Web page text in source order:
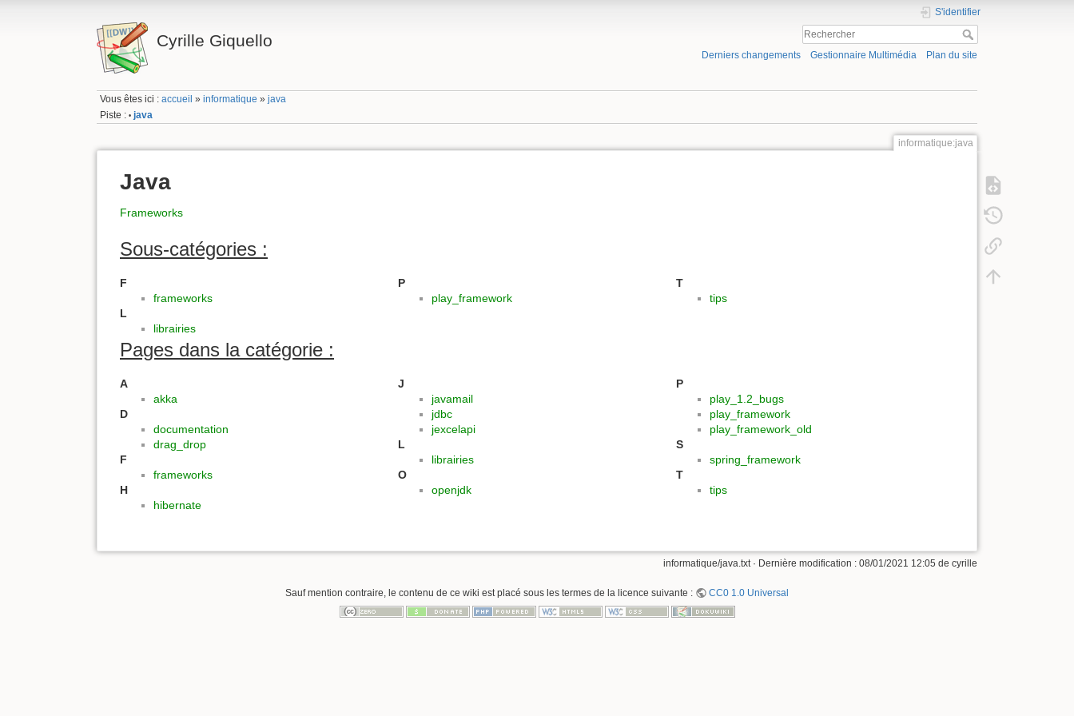
Cyrille Giquello
S'identifier
Derniers changements Gestionnaire Multimédia Plan du site
Vous êtes ici :accueil »informatique »java
Piste : • java
informatique:java
Java
Frameworks
Sous-catégories :
F
frameworks
L
librairies
P
play_framework
T
tips
Pages dans la catégorie :
A
akka
D
documentation
drag_drop
F
frameworks
H
hibernate
J
javamail
jdbc
jexcelapi
L
librairies
O
openjdk
P
play_1.2_bugs
play_framework
play_framework_old
S
spring_framework
T
tips
informatique/java.txt· Dernière modification : 08/01/2021 12:05 de cyrille
Sauf mention contraire, le contenu de ce wiki est placé sous les termes de la licence suivante : CC0 1.0 Universal